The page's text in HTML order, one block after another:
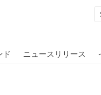
」「機能的な商品」「コ
ド ニュースリリース